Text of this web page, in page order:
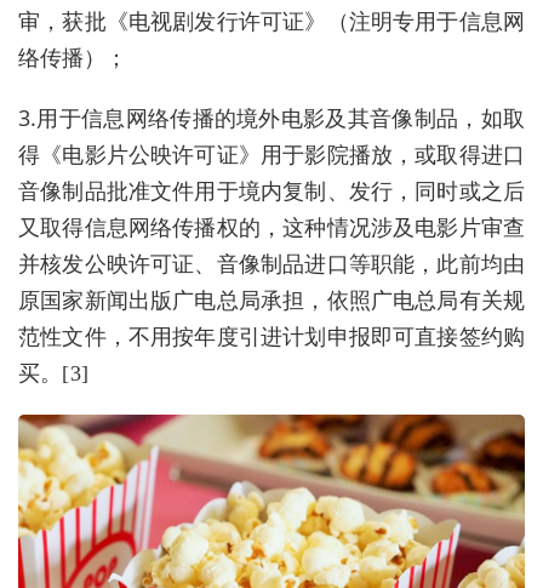
审，获批《电视剧发行许可证》（注明专用于信息网
络传播）；
3.用于信息网络传播的境外电影及其音像制品，如取
得《电影片公映许可证》用于影院播放，或取得进口
音像制品批准文件用于境内复制、发行，同时或之后
又取得信息网络传播权的，这种情况涉及电影片审查
并核发公映许可证、音像制品进口等职能，此前均由
原国家新闻出版广电总局承担，依照广电总局有关规
范性文件，不用按年度引进计划申报即可直接签约购
买。
[3]